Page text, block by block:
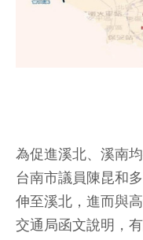
為促進溪北、溪南
台南市議員陳昆和
伸至溪北，進而與
交通局函文說明，